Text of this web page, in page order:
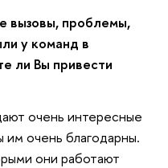
вызовы, проблемы,
у команд в
ли Вы привести
очень интересные
им очень благодарны.
они работают